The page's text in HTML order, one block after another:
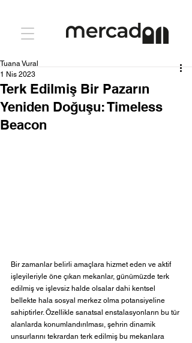
Terk Edilmiş Bir Pazarın
Yeniden Doğuşu: Timeless
Beacon
Tuana Vural
1 Nis 2023
Bir zamanlar belirli amaçlara hizmet eden ve aktif
işleyileriyle öne çıkan mekanlar, günümüzde terk
edilmiş ve işlevsiz halde olsalar dahi kentsel
bellekte hala sosyal merkez olma potansiyeline
sahiptirler. Özellikle sanatsal enstalasyonların bu tür
alanlarda konumlandırılması, şehrin dinamik
unsurlarını tekrardan terk edilmiş bu mekanlara